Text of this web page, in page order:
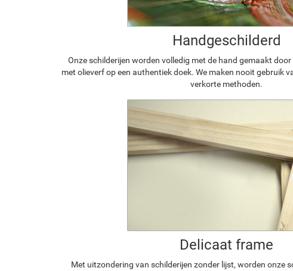
Handgeschilderd
Onze schilderijen worden volledig met de hand gemaakt
met olieverf op een authentiek doek. We maken nooit gebruik
verkorte methoden.
Delicaat frame
Met uitzondering van schilderijen zonder lijst, worden onze